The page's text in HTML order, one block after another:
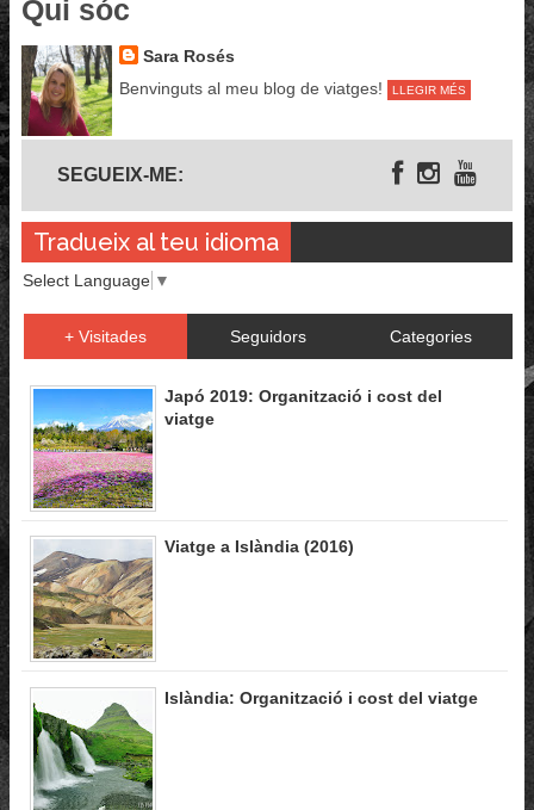
Qui sóc
Sara Rosés
Benvinguts al meu blog de viatges!
LLEGIR MÉS
SEGUEIX-ME:
Tradueix al teu idioma
Select Language ▼
+ Visitades Seguidors Categories
Japó 2019: Organització i cost del
viatge
Viatge a Islàndia (2016)
Islàndia: Organització i cost del viatge